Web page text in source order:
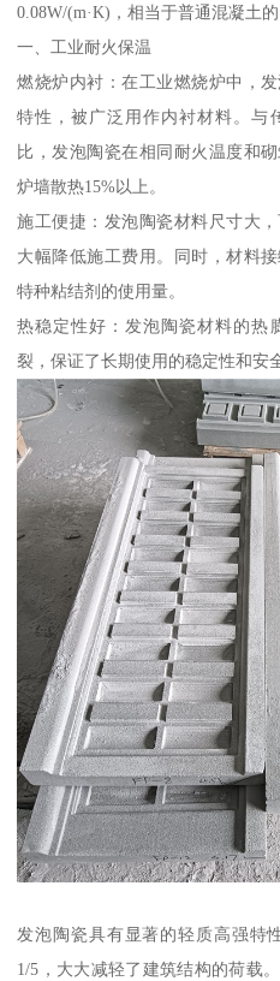
0.08W/(m·K)，相当于普通混凝土的
一、工业耐火保温
燃烧炉内衬：在工业燃烧炉中，
特性，被广泛用作内衬材料。与
比，发泡陶瓷在相同耐火温度和
炉墙散热15%以上。
施工便捷：发泡陶瓷材料尺寸大
大幅降低施工费用。同时，材料
特种粘结剂的使用量。
热稳定性好：发泡陶瓷材料的热
裂，保证了长期使用的稳定性和安
发泡陶瓷具有显著的轻质高强特
1/5，大大减轻了建筑结构的荷载